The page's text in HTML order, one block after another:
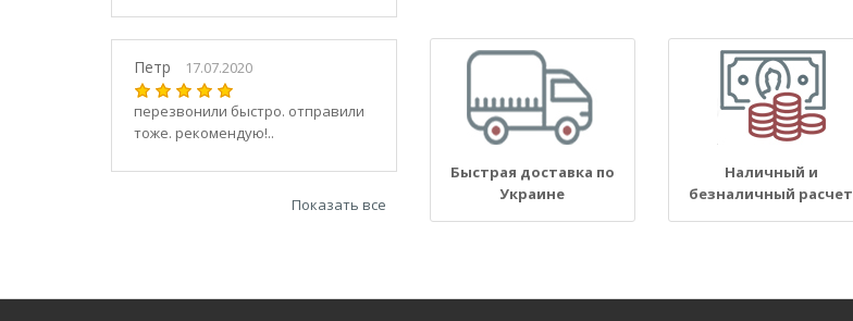
2107
21070
21073
2109
Петр 17.07.2020
перезвонили быстро. отправили
тоже. рекомендую!..
Показать все
Быстрая доставка по
Украине
Наличный и
безналичный расчет